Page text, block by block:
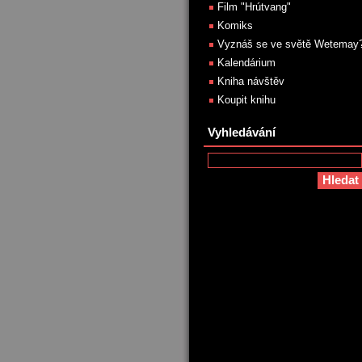
Film "Hrútvang"
Komiks
Vyznáš se ve světě
Kalendárium
Kniha návštěv
Koupit knihu
Vyhledávání